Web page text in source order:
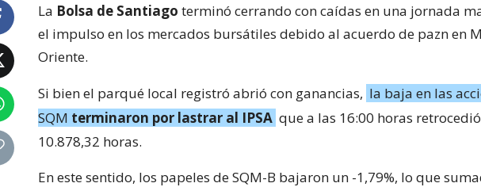
La Bolsa de Santiago terminó cerrando con caídas en una jornada
el impulso en los mercados bursátiles debido al acuerdo de pazn en
Oriente.
Si bien el parqué local registró abrió con ganancias, la baja en las
SQM terminaron por lastrar al IPSA que a las 16:00 horas
10.878,32 horas.
En este sentido, los papeles de SQM-B bajaron un -1,79%, lo que